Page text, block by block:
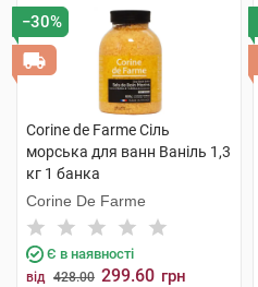
−30%
Corine de Farme Сіль
морська для ванн Ваніль 1,3
кг 1 банка
Corine De Farme
Є в наявності
від 428.00 299.60 грн